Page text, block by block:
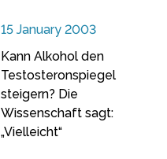
15 January 2003
Kann Alkohol den
Testosteronspiegel
steigern? Die
Wissenschaft sagt:
„Vielleicht“